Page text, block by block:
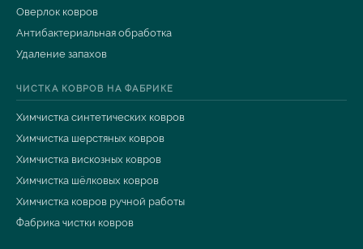
Оверлок ковров
Антибактериальная обработка
Удаление запахов
ЧИСТКА КОВРОВ НА ФАБРИКЕ
Химчистка синтетических ковров
Химчистка шерстяных ковров
Химчистка вискозных ковров
Химчистка шёлковых ковров
Химчистка ковров ручной работы
Фабрика чистки ковров